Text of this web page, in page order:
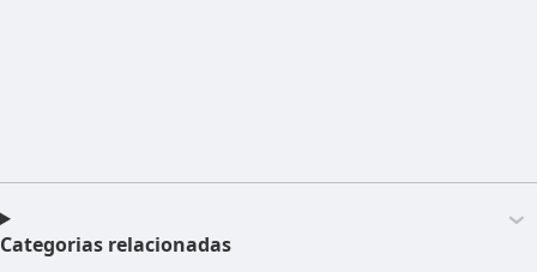
Categorias relacionadas